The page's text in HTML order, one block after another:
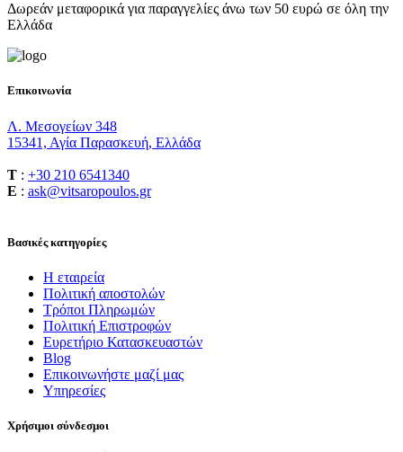
Δωρεάν μεταφορικά για παραγγελίες άνω των 50 ευρώ σε όλη την
Ελλάδα
Επικοινωνία
Λ. Μεσογείων 348
15341, Αγία Παρασκευή, Ελλάδα
T : +30 210 6541340
E : ask@vitsaropoulos.gr
Βασικές κατηγορίες
Η εταιρεία
Πολιτική αποστολών
Τρόποι Πληρωμών
Πολιτική Επιστροφών
Ευρετήριο Κατασκευαστών
Blog
Επικοινωνήστε μαζί μας
Υπηρεσίες
Χρήσιμοι σύνδεσμοι